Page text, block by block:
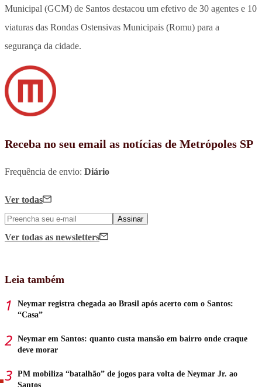
Municipal (GCM) de Santos destacou um efetivo de 30 agentes e 10
viaturas das Rondas Ostensivas Municipais (Romu) para a
segurança da cidade.
Receba no seu email as notícias de Metrópoles SP
Frequência de envio: Diário
Ver todas
Assinar
Ver todas as newsletters
Leia também
Neymar registra chegada ao Brasil após acerto com o Santos:
“Casa”
Neymar em Santos: quanto custa mansão em bairro onde craque
deve morar
PM mobiliza “batalhão” de jogos para volta de Neymar Jr. ao
Santos